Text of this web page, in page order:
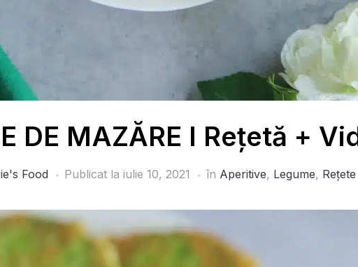
DE MAZĂRE I Rețetă +
Food Publicat la iulie 10, 2021 în Aperitive, Legume, Rețete